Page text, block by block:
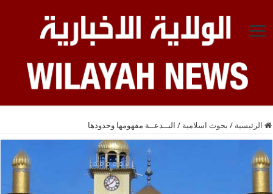
الرئيسية / بحوث اسلامية / البــدعــة مفهومها وحدودها